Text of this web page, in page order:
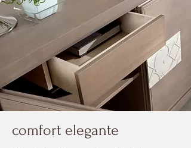
comfort elegante